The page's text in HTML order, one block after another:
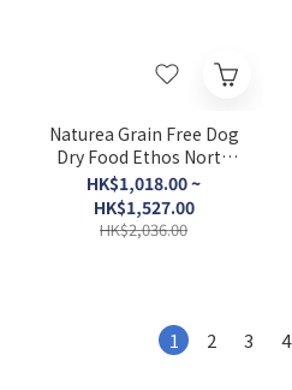
Naturea Grain Free Dog
Dry Food Ethos North
Atlantica Salmon．
1.6kg/10kg
HK$1,018.00 ~
HK$1,527.00
HK$2,036.00
1 2 3 4